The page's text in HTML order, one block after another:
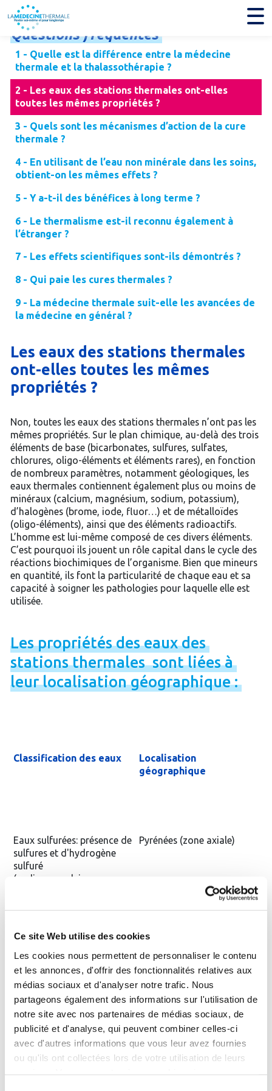
Ce site Web utilise des cookies
Les cookies nous permettent de personnaliser le contenu
et les annonces, d'offrir des fonctionnalités relatives aux
médias sociaux et d'analyser notre trafic. Nous
partageons également des informations sur l'utilisation de
notre site avec nos partenaires de médias sociaux, de
publicité et d'analyse, qui peuvent combiner celles-ci
avec d'autres informations que vous leur avez fournies
ou qu'ils ont collectées lors de votre utilisation de leurs
Questionsfréquentes
1 - Quelle est la différence entre la médecine
thermale et la thalassothérapie ?
2 - Les eaux des stations thermales ont-elles
toutes les mêmes propriétés ?
3 - Quels sont les mécanismes d’action de la cure
thermale ?
4 - En utilisant de l’eau non minérale dans les soins,
obtient-on les mêmes effets ?
5 - Y a-t-il des bénéfices à long terme ?
6 - Le thermalisme est-il reconnu également à
l’étranger ?
7 - Les effets scientifiques sont-ils démontrés ?
8 - Qui paie les cures thermales ?
9 - La médecine thermale suit-elle les avancées de
la médecine en général ?
Les eaux des stations thermales
ont-elles toutes les mêmes
propriétés ?
Non, toutes les eaux des stations thermales n’ont pas les
mêmes propriétés. Sur le plan chimique, au-delà des trois
éléments de base (bicarbonates, sulfures, sulfates,
chlorures, oligo-éléments et éléments rares), en fonction
de nombreux paramètres, notamment géologiques, les
eaux thermales contiennent également plus ou moins de
minéraux (calcium, magnésium, sodium, potassium),
d’halogènes (brome, iode, fluor…) et de métalloïdes
(oligo-éléments), ainsi que des éléments radioactifs.
L’homme est lui-même composé de ces divers éléments.
C’est pourquoi ils jouent un rôle capital dans le cycle des
réactions biochimiques de l’organisme. Bien que mineurs
en quantité, ils font la particularité de chaque eau et sa
capacité à soigner les pathologies pour laquelle elle est
utilisée.
Lespropriétésdeseauxdes
stationsthermalessontliéesà
leurlocalisationgéographique:
Classification des eaux
Localisation
géographique
Eaux sulfurées: présence de
sulfures et d'hydrogène
sulfuré
(sodiques, calciques,
Pyrénées (zone axiale)
Eaux sulfatées : anions*
sulfates prépondérants
(sodiques magnésiennes,
calciques, ferrugineuses)
Pyrénées nord, Alpes,
Vosges
Eaux chlorurées : anions*
chlorures prépondérants
(sodiques fortes, sodiques
faibles)
Pyrénées nord, Alpes, Jura,
Savoie